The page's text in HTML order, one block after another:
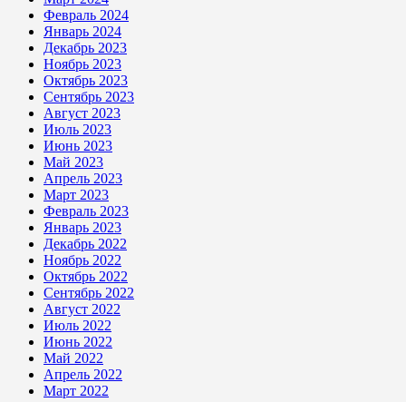
Февраль 2024
Январь 2024
Декабрь 2023
Ноябрь 2023
Октябрь 2023
Сентябрь 2023
Август 2023
Июль 2023
Июнь 2023
Май 2023
Апрель 2023
Март 2023
Февраль 2023
Январь 2023
Декабрь 2022
Ноябрь 2022
Октябрь 2022
Сентябрь 2022
Август 2022
Июль 2022
Июнь 2022
Май 2022
Апрель 2022
Март 2022